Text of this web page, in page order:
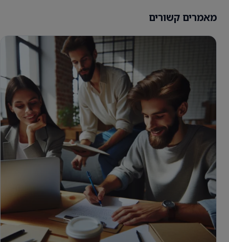
מאמרים קשורים